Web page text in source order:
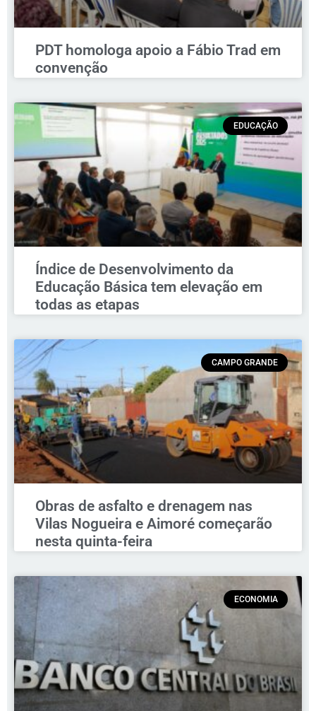
PDT homologa apoio a Fábio Trad em
convenção
EDUCAÇÃO
Índice de Desenvolvimento da
Educação Básica tem elevação em
todas as etapas
CAMPO GRANDE
Obras de asfalto e drenagem nas
Vilas Nogueira e Aimoré começarão
nesta quinta-feira
ECONOMIA